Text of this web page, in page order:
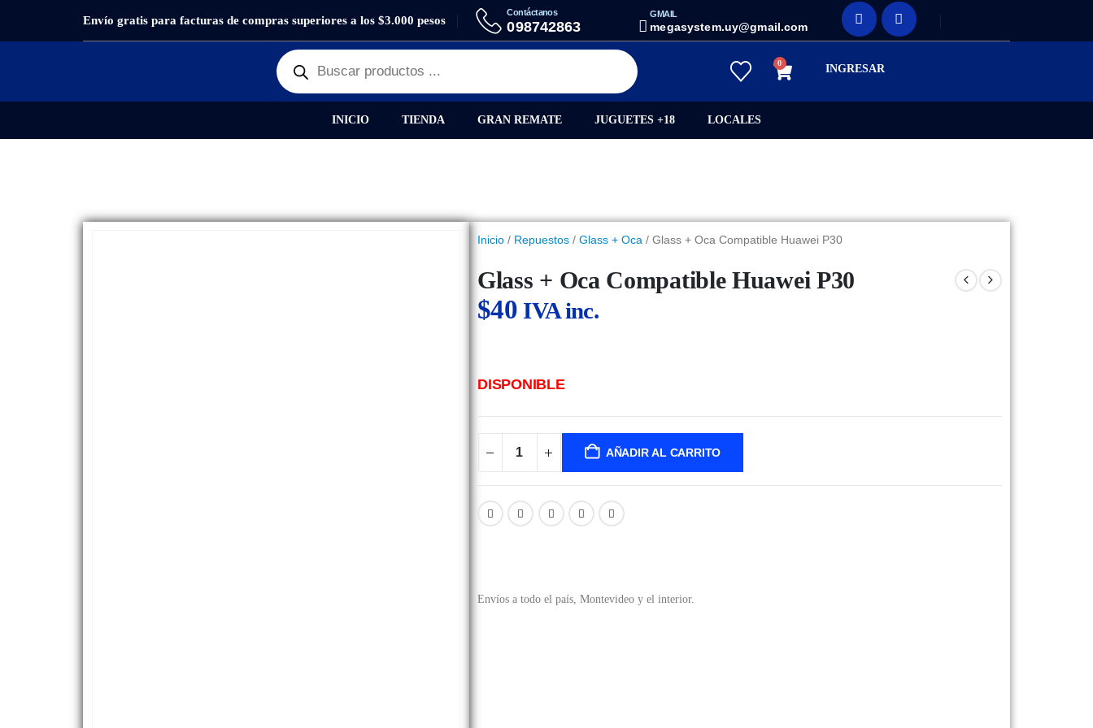
Envío gratis para facturas de compras superiores a los $3.000 pesos
Contáctanos
098742863
GMAIL
megasystem.uy@gmail.com
0 INGRESAR
INICIO TIENDA GRAN REMATE JUGUETES +18 LOCALES
PRODUCTOSREPUESTOS, GLASS + OCA GLASS + OCA COMPATIBLE HUAWEI P30
Inicio/ Repuestos/ Glass + Oca / Glass + Oca Compatible Huawei P30
Glass + Oca Compatible Huawei P30
$40 IVA inc.
DISPONIBLE
AÑADIR AL CARRITO
Envíos a todo el país, Montevideo y el interior.